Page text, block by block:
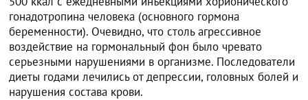
гонадотропина человека (основного гормона
беременности). Очевидно, что столь агрессивное
воздействие на гормональный фон было чревато
серьезными нарушениями в организме. Последователи
диеты годами лечились от депрессии, головных болей и
нарушения состава крови.